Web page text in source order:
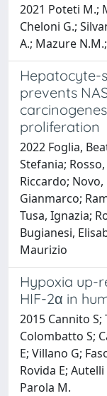
2021 Poteti M.;
Cheloni G.;
A.; Mazure
Hepatocyte-
prevents
proliferation
2022 Foglia,
Stefania;
Riccardo; Novo,
Gianmarco;
Tusa, Ignazia;
Bugianesi,
Maurizio
Hypoxia up-
HIF-2α in
2015 Cannito
Colombatto S;
E; Villano G;
Rovida E;
Parola M.